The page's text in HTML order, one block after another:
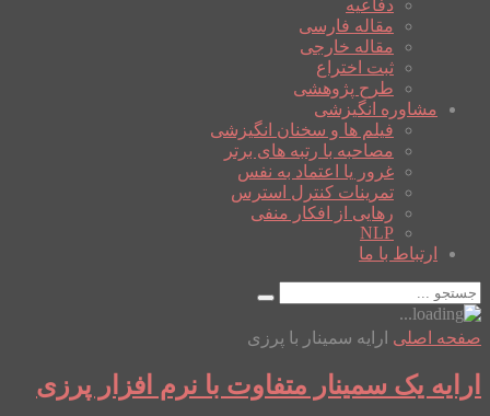
دفاعیه
مقاله فارسی
مقاله خارجی
ثبت اختراع
طرح پژوهشی
مشاوره انگیزشی
فیلم ها و سخنان انگیزشی
مصاحبه با رتبه های برتر
غرور یا اعتماد به نفس
تمرینات کنترل استرس
رهایی از افکار منفی
NLP
ارتباط با ما
صفحه اصلی ارایه سمینار با پرزی
ارایه یک سمینار متفاوت با نرم افزار پرزی